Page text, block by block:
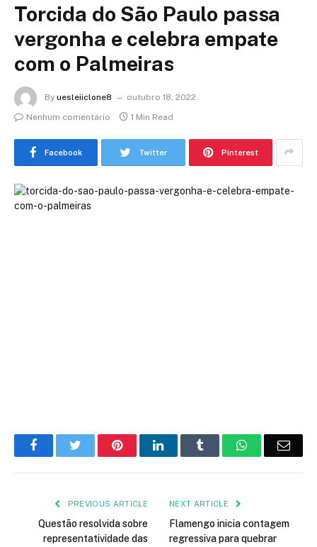
Torcida do São Paulo passa
vergonha e celebra empate
com o Palmeiras
By uesleiiclone8
outubro 18, 2022
Nenhum comentário
1 Min Read
Facebook Twitter Pinterest
FacebookTwitter PinterestLinkedIn Tumblr WhatsApp
PREVIOUS ARTICLE
Questão resolvida sobre
representatividade das
NEXT ARTICLE
Flamengo inicia contagem
regressiva para quebrar